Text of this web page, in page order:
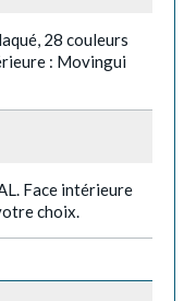
28 couleurs
: Movingui
Face intérieure
choix.